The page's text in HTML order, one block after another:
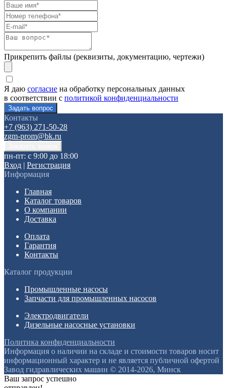
Прикрепить файлы (реквизиты, документацию, чертежи)
Я даю согласие на обработку персональных данных
в соответствии с политикой конфиденциальности
Контакты
+7 (963) 271-50-28
zgm-prom@bk.ru
пн-пт: с 9:00 до 18:00
Вход | Регистрация
Информация
Главная
Каталог товаров
О компании
Доставка
Оплата
Гарантия
Контакты
Каталог продукции
Промышленные насосы
Запчасти для промышленных насосов
Электродвигатели
Дизельные насосные установки
Политика конфиденциальности
Информация о наличии на складе и стоимости товаров носит
информационный характер и не является публичной офертой
Завод гидравлических машин © 2014-2026, Минск
Ваш запрос успешно